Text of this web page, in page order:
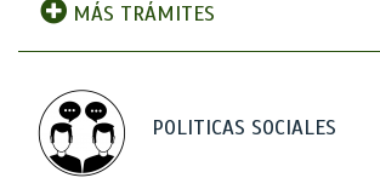
MÁS TRÁMITES
POLITICAS SOCIALES